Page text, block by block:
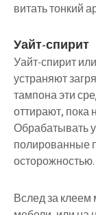
витать тонкий
Уайт-спирит
Уайт-спирит
устраняют
тампона эти
оттирают, пока
Обрабатывать
полированные
осторожностью.
Вслед за клеем